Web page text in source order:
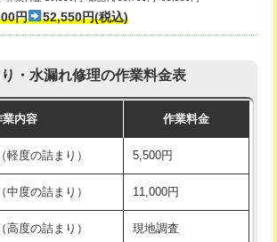
使用/3ｍまで)
使用/3ｍ超え)
掘削・埋め戻し作
11,000円~
管工事/3ｍまで） 55,000円
排水管工事/3ｍ超
+11,000円
)
・排水トラップ
22,000円+材料費
円 52,550円(税込)
・水漏れ修理の作業料金表
業内容 作業料金
軽度の詰まり） 5,500円
中度の詰まり） 11,000円
高度の詰まり） 現地調査